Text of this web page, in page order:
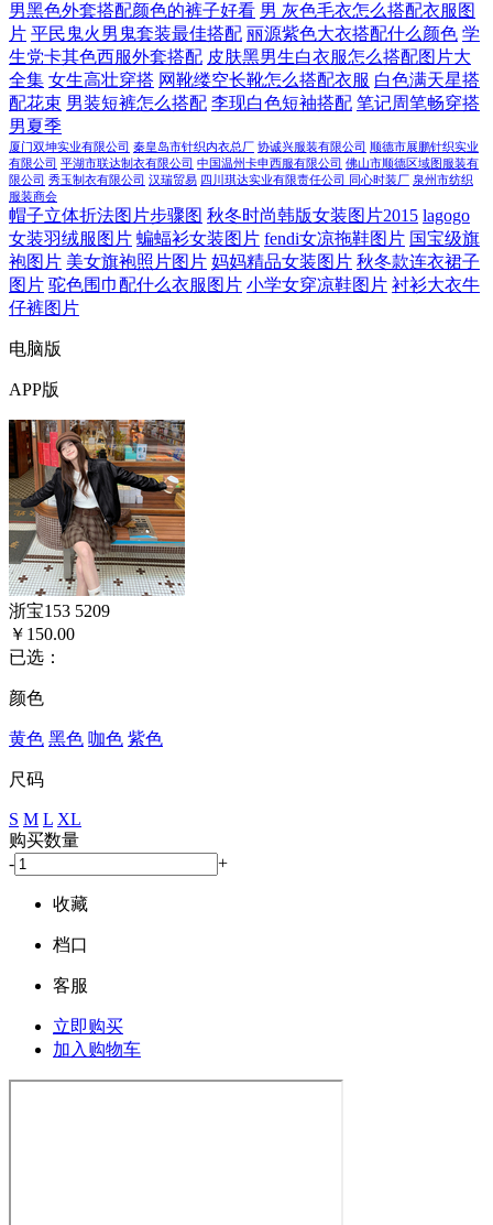
男黑色外套搭配颜色的裤子好看 男 灰色毛衣怎么搭配衣服图
片 平民鬼火男鬼套装最佳搭配 丽源紫色大衣搭配什么颜色 学
生党卡其色西服外套搭配 皮肤黑男生白衣服怎么搭配图片大
全集 女生高壮穿搭 网靴缕空长靴怎么搭配衣服 白色满天星搭
配花束 男装短裤怎么搭配 李现白色短袖搭配 笔记周笔畅穿搭
男夏季
厦门双坤实业有限公司 秦皇岛市针织内衣总厂 协诚兴服装有限公司
顺德市展鹏针织实业
有限公司 平湖市联达制衣有限公司 中国温州卡申西服有限公司 佛山市顺德区域图服装有
限公司 秀玉制衣有限公司 汉瑞贸易 四川琪达实业有限责任公司 同心时装厂 泉州市纺织
服装商会
帽子立体折法图片步骤图 秋冬时尚韩版女装图片2015 lagogo
女装羽绒服图片 蝙蝠衫女装图片 fendi女凉拖鞋图片 国宝级旗
袍图片 美女旗袍照片图片 妈妈精品女装图片 秋冬款连衣裙子
图片 驼色围巾配什么衣服图片 小学女穿凉鞋图片 衬衫大衣牛
仔裤图片
电脑版
APP版
浙宝153 5209
￥150.00
已选：
颜色
黄色 黑色 咖色 紫色
尺码
S M L XL
购买数量
-
+
收藏
档口
客服
立即购买
加入购物车